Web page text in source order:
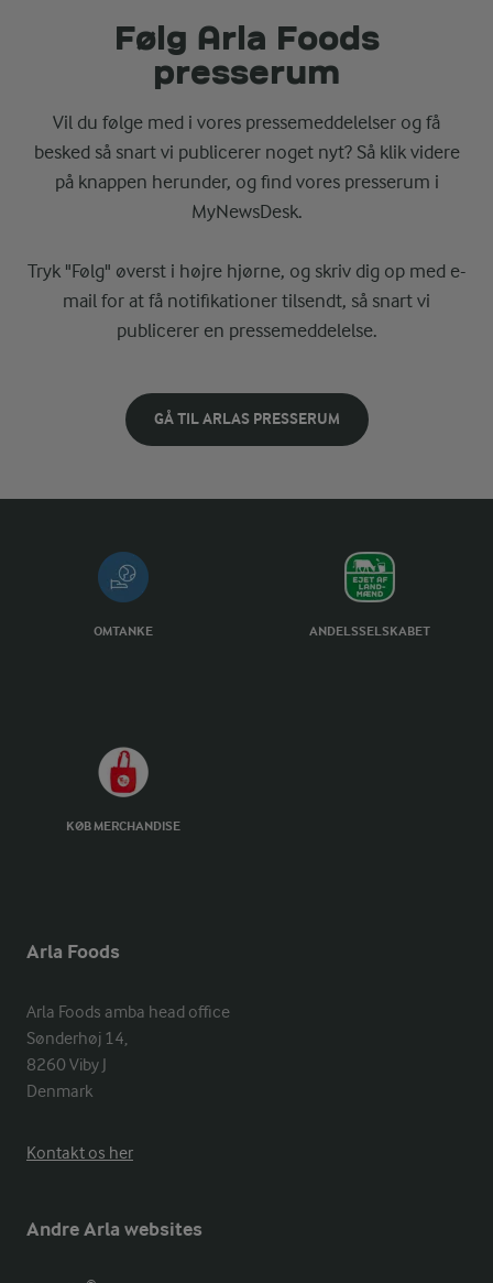
Følg Arla Foods
presserum
Vil du følge med i vores pressemeddelelser og få
besked så snart vi publicerer noget nyt? Så klik videre
på knappen herunder, og find vores presserum i
MyNewsDesk.
Tryk "Følg" øverst i højre hjørne, og skriv dig op med e-
mail for at få notifikationer tilsendt, så snart vi
publicerer en pressemeddelelse.
GÅ TIL ARLAS PRESSERUM
OMTANKE ANDELSSELSKABET
KØB MERCHANDISE
Arla Foods
Arla Foods amba head office
Sønderhøj 14,
8260 Viby J
Denmark
Kontakt os her
Andre Arla websites